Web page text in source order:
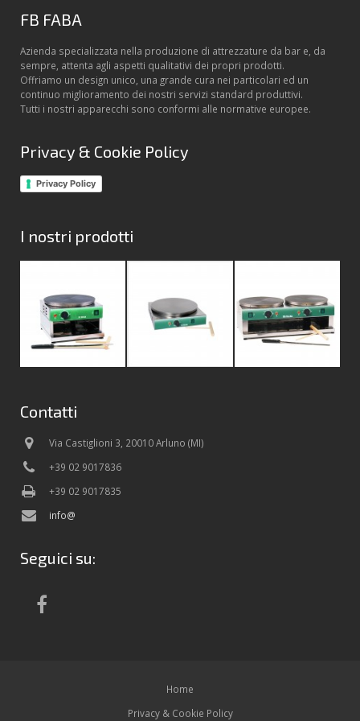
Vetrine
Affettatrici
Drinking Line
English
FB FABA
Azienda specializzata nella produzione di attrezzature da bar e, da
sempre, attenta agli aspetti qualitativi dei propri prodotti.
Offriamo un design unico, una grande cura nei particolari ed un
continuo miglioramento dei nostri servizi standard produttivi.
Tutti i nostri apparecchi sono conformi alle normative europee.
Privacy & Cookie Policy
Privacy Policy
I nostri prodotti
Contatti
Via Castiglioni 3, 20010 Arluno (MI)
+39 02 9017836
+39 02 9017835
info@
Seguici su:
Home
Privacy & Cookie Policy